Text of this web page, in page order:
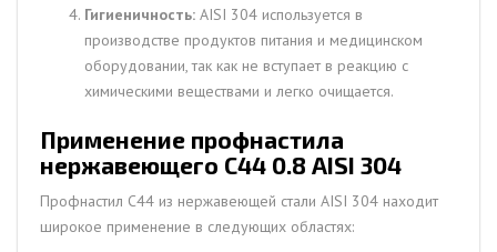
Гигиеничность: AISI 304 используется в
производстве продуктов питания и медицинском
оборудовании, так как не вступает в реакцию с
химическими веществами и легко очищается.
Применение профнастила
нержавеющего С44 0.8 AISI 304
Профнастил С44 из нержавеющей стали AISI 304 находит
широкое применение в следующих областях: